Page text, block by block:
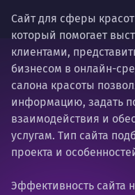
Сайт для сферы
который помогает
клиентами,
бизнесом в онлайн-
салона красоты
информацию, задать
взаимодействия и
услугам. Тип сайта
проекта и
Эффективность сайта